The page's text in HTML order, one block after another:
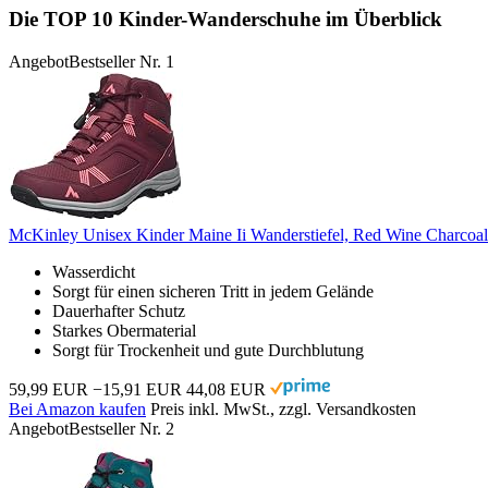
Die TOP 10 Kinder-Wanderschuhe im Überblick
AngebotBestseller Nr. 1
McKinley Unisex Kinder Maine Ii Wanderstiefel, Red Wine
Wasserdicht
Sorgt für einen sicheren Tritt in jedem Gelände
Dauerhafter Schutz
Starkes Obermaterial
Sorgt für Trockenheit und gute Durchblutung
59,99 EUR −15,91 EUR 44,08 EUR
Bei Amazon kaufen Preis inkl. MwSt., zzgl. Versandkosten
AngebotBestseller Nr. 2